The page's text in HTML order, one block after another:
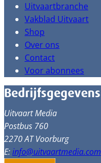
Uitvaartbranche
Vakblad Uitvaart
Shop
Over ons
Contact
Voor abonnees
Bedrijfsgegevens
Uitvaart Media
Postbus 760
2270 AT Voorburg
E:info@uitvaartmedia.com